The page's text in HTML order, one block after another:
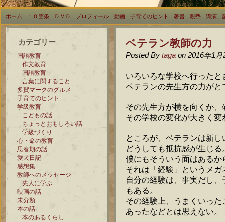
ホーム １０箇条 ＤＶＤ プロフィール 動画 子育てのヒント 著書 親塾 講演、
カテゴリー
国語教育
作文教育
国語教育
言葉に関すること
多賀マークのグルメ
子育てのヒント
学級教育
こどもの話
ちょっとおもしろい話
学級づくり
心・命の教育
思春期の話
愛犬日記
感想集
教師へのメッセージ
先人に学ぶ
映画の話
未分類
本の話
本のあるくらし
ベテラン教師の力
Posted By taga on 2016年1月
いろいろな学校へ行った
ベテランの先生方の力が
その先生方が横を向くか
その学校の変化が大きく変
ところが、ベテランは新
どうしても抵抗感が生じる
僕にもそういう面はある
それは「経験」というメ
自分の経験は、事実だし
もある。
その経験上、うまくいっ
あったなどとは思えない。